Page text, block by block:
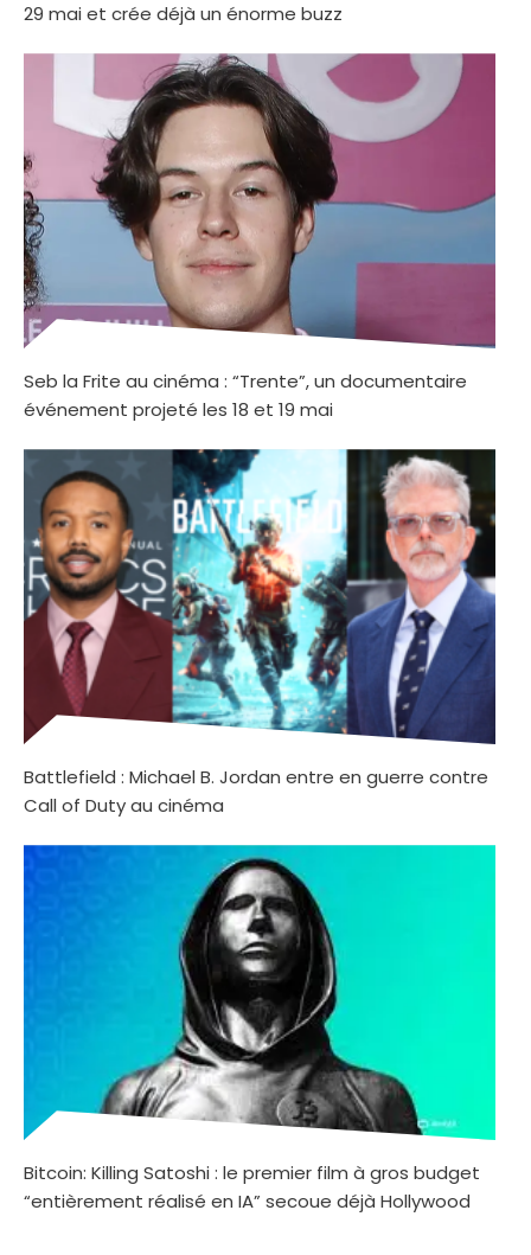
29 mai et crée déjà un énorme buzz
Seb la Frite au cinéma : “Trente”, un documentaire
événement projeté les 18 et 19 mai
Battlefield : Michael B. Jordan entre en guerre contre
Call of Duty au cinéma
Bitcoin: Killing Satoshi : le premier film à gros budget
“entièrement réalisé en IA” secoue déjà Hollywood